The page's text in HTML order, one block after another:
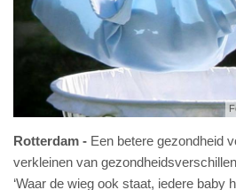
Rotterdam
Een betere gezondheid
verkleinen van
‘Waar de wieg ook staat, iedere baby